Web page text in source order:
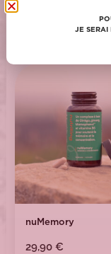
nuMemory
29,90 €
JE SERAI